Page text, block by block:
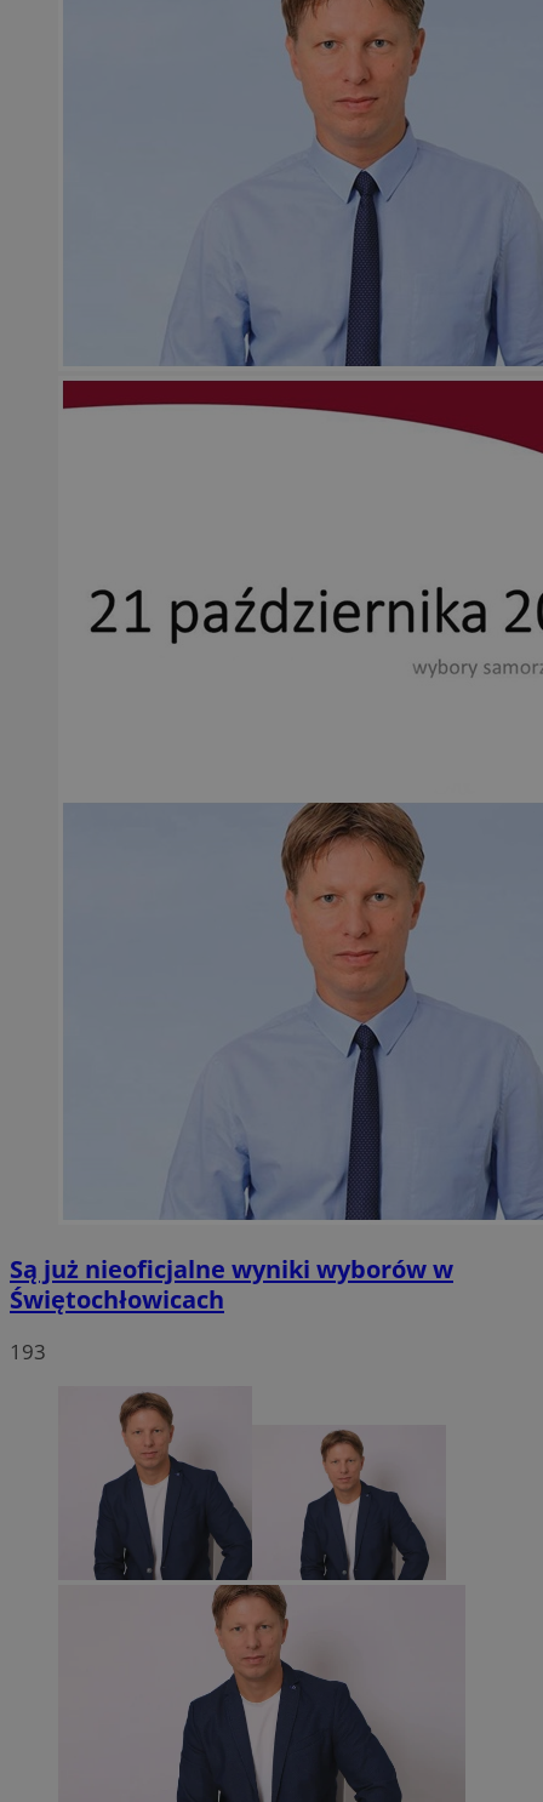
Są już nieoficjalne wyniki wyborów w
Świętochłowicach
193